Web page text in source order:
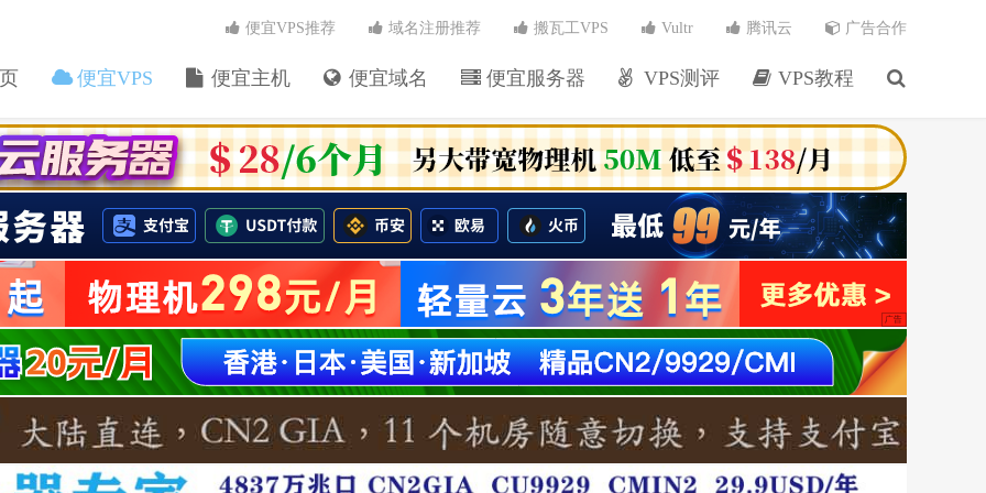
便宜VPS 便宜主机 便宜域名 便宜服务器 VPS测评 VPS教程
便宜VPS推荐 域名注册推荐 搬瓦工VPS Vultr 腾讯云 广告合作